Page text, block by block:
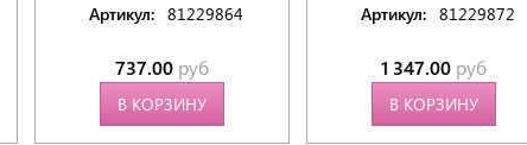
Артикул: 81229864
737.00 руб
В КОРЗИНУ
Артикул: 81229872
1 347.00 руб
В КОРЗИНУ